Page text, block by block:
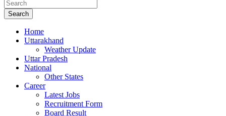
Search
Home
Uttarakhand
Weather Update
Uttar Pradesh
National
Other States
Career
Latest Jobs
Recruitment Form
Board Result